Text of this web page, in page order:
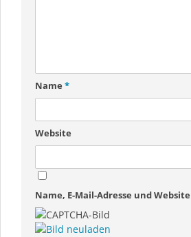
Name *
Website
Name, E-Mail-Adresse und